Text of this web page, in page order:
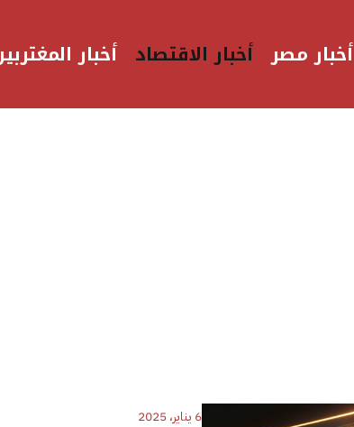
أخبار مصر أخبار الاقتصاد أخبار
6 يناير، 2025